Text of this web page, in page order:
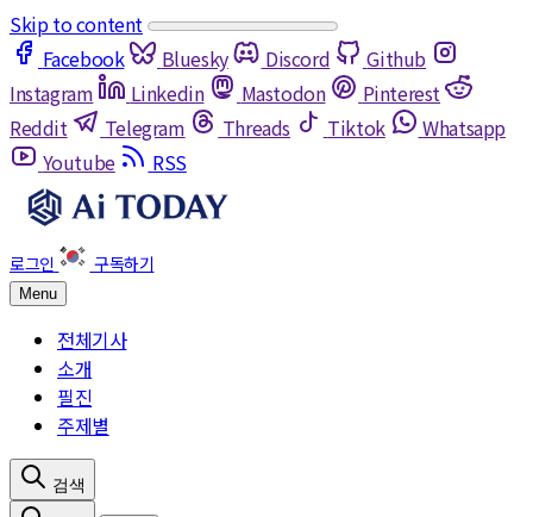
Skip to content
Facebook
Bluesky Discord
Github
Instagram
Linkedin Mastodon
Pinterest
Reddit
Telegram Threads Tiktok
Whatsapp
Youtube
RSS
Menu
전체기사
소개
필진
주제별